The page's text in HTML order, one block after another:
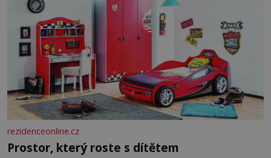
rezidenceonline.cz
Prostor, který roste s dítětem